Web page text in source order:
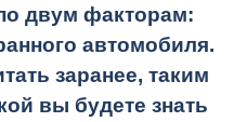
двум факторам:
автомобиля.
заранее, таким
вы будете знать